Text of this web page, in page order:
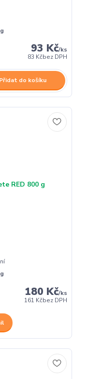
93 Kč/ks
83 Kčbez DPH
Přidat do košíku
180 Kč/ks
161 Kčbez DPH